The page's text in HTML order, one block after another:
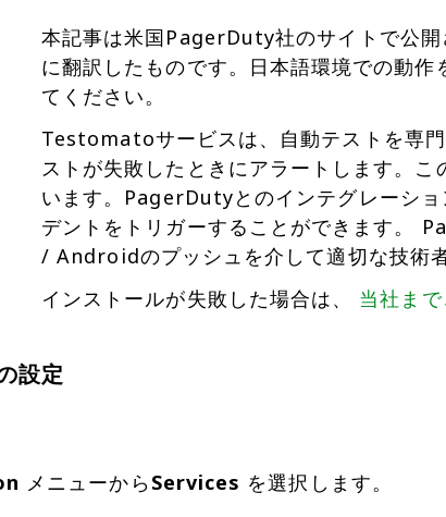
本記事は米国PagerDuty社のサイトで公
に翻訳したものです。日本語環境での動
てください。
Testomatoサービスは、自動テストを専
ストが失敗したときにアラートします。
います。PagerDutyとのインテグレーシ
デントをトリガーすることができます。
/ Androidのプッシュを介して適切な技術
インストールが失敗した場合は、 当社ま
設定
メニューからServices を選択します。